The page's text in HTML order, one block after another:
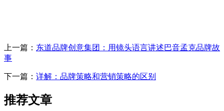
上一篇： 东道品牌创意集团：用镜头语言讲述巴音孟克品牌故
事
下一篇： 详解：品牌策略和营销策略的区别
推荐文章